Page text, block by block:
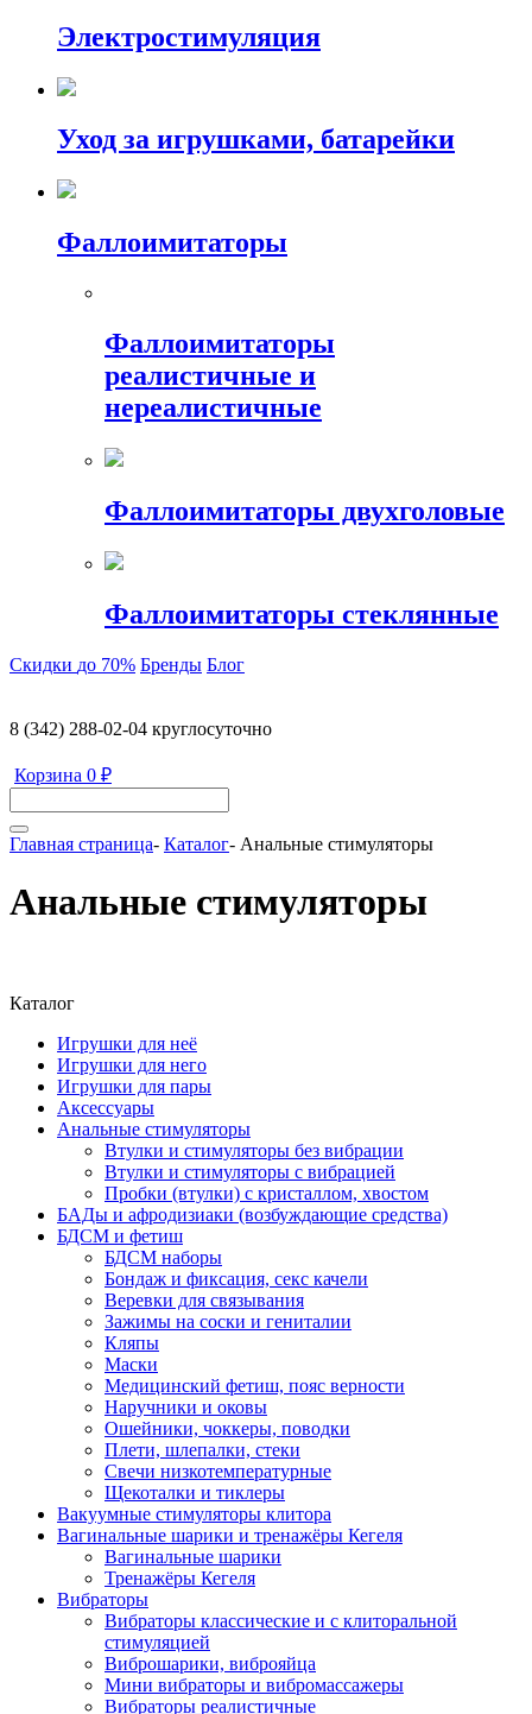
Электростимуляция
Уход за игрушками, батарейки
Фаллоимитаторы
Фаллоимитаторы
реалистичные и
нереалистичные
Фаллоимитаторы двухголовые
Фаллоимитаторы стеклянные
Скидки до 70% Бренды Блог
8 (342) 288-02-04 круглосуточно
Корзина 0 ₽
Главная страница- Каталог- Анальные стимуляторы
Анальные стимуляторы
Каталог
Игрушки для неё
Игрушки для него
Игрушки для пары
Аксессуары
Анальные стимуляторы
Втулки и стимуляторы без вибрации
Втулки и стимуляторы с вибрацией
Пробки (втулки) с кристаллом, хвостом
БАДы и афродизиаки (возбуждающие средства)
БДСМ и фетиш
БДСМ наборы
Бондаж и фиксация, секс качели
Веревки для связывания
Зажимы на соски и гениталии
Кляпы
Маски
Медицинский фетиш, пояс верности
Наручники и оковы
Ошейники, чоккеры, поводки
Плети, шлепалки, стеки
Свечи низкотемпературные
Щекоталки и тиклеры
Вакуумные стимуляторы клитора
Вагинальные шарики и тренажёры Кегеля
Вагинальные шарики
Тренажёры Кегеля
Вибраторы
Вибраторы классические и с клиторальной
стимуляцией
Виброшарики, виброяйца
Мини вибраторы и вибромассажеры
Вибраторы реалистичные